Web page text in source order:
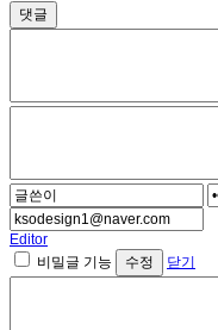
댓글
Editor
비밀글 기능
닫기